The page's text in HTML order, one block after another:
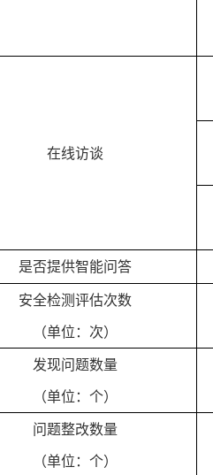
在线访谈
是否提供智能问答
安全检测评估次数
（单位：次）
发现问题数量
（单位：个）
问题整改数量
（单位：个）